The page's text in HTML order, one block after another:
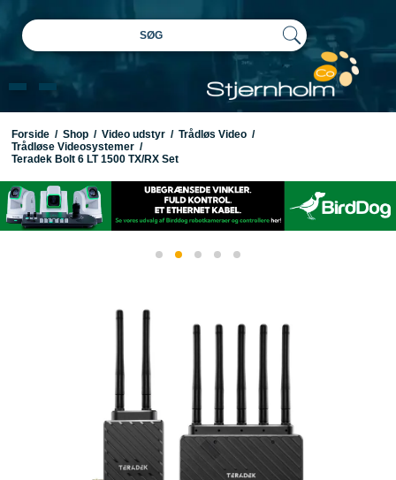
SØG
Forside / Shop / Video udstyr / Trådløs Video /
Trådløse Videosystemer /
Teradek Bolt 6 LT 1500 TX/RX Set